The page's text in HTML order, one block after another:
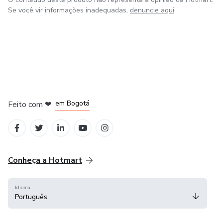
Se você vir informações inadequadas, denuncie aqui
Feito com ❤ em Bogotá
Conheça a Hotmart
Idioma
Português